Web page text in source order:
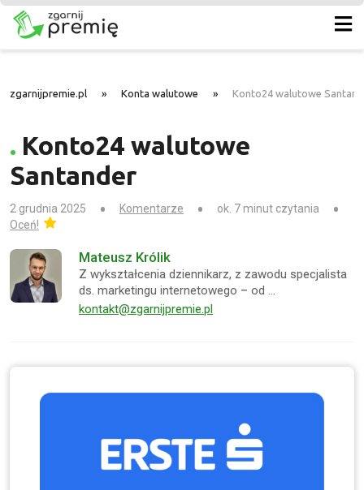
zgarnijpremie.pl » Konta walutowe » Konto24 walutowe
Konto24 walutowe
Santander
2 grudnia 2025 Komentarze
ok. 7 minut czytania
Oceń!
Mateusz Królik
Z wykształcenia dziennikarz, z zawodu specjalista
ds. marketingu internetowego – od …
kontakt@zgarnijpremie.pl